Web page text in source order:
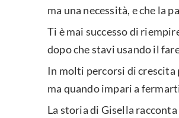
ma una necessità, e che la
Ti è mai successo di
dopo che stavi usando il
In molti percorsi di crescita
ma quando impari a
La storia di Gisella